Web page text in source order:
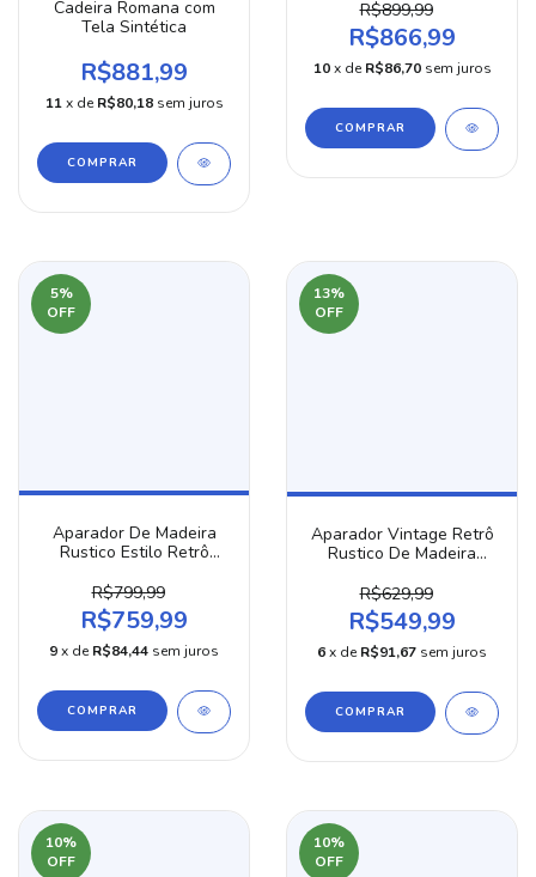
Cadeira Romana com
Tela Sintética
R$881,99
11 x de R$80,18 sem juros
Vintage
R$899,99
R$866,99
10 x de R$86,70 sem juros
COMPRAR
5%
OFF
Aparador De Madeira
Rustico Estilo Retrô
R$799,99
R$759,99
9x de R$84,44 sem juros
COMPRAR
13%
OFF
Aparador Vintage Retrô
Rustico De Madeira
100cm
R$629,99
R$549,99
6x de R$91,67 sem juros
COMPRAR
10%
OFF
10%
OFF